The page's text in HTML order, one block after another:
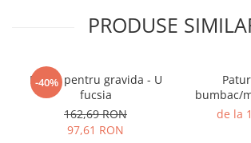
PRODUSE
-40%
Perna pentru gravida - U
fucsia
162,69 RON
97,61 RON
bumbac/
de la